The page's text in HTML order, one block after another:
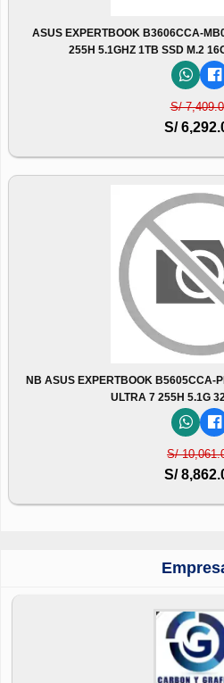
ASUS EXPERTBOOK B3606CCA-
255H 5.1GHZ 1TB SSD M.2
S/
S/
NB ASUS EXPERTBOOK B5605CCA-
ULTRA 7 255H 5.1G
S/
S/